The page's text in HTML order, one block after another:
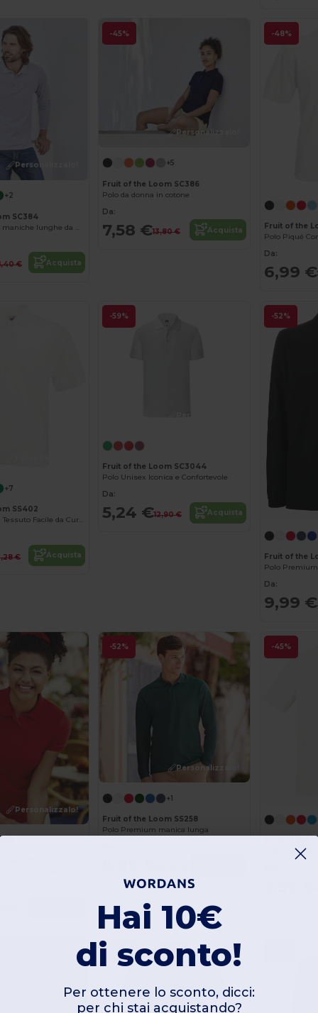
Personalizzalo!
+2
SC384
Polo premium a maniche lunghe da uomo
€ Acquista
-45%
Personalizzalo!
+5
Fruit of the Loom SC386
Polo da donna in cotone
Da:
7,58 €13,80 € Acquista
-48%
Fruit of the
Polo Piqué
Da:
6,99 €
+7
SS402
Polo Elegante in Tessuto Facile da Curare
€ Acquista
-59%
Fruit of the Loom SC3044
Polo Unisex Iconica e Confortevole
Da:
5,24 €12,90 € Acquista
-52%
Fruit of the
Polo
Da:
9,99 €
Personalizzalo!
-52%
Personalizzalo!
+1
Fruit of the Loom SS258
Polo Premium manica lunga
-45%
Polo
-40%
Hai 10€
di sconto!
Per ottenere lo sconto, dicci:
per chi stai acquistando?